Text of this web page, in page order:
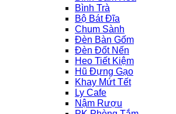
Bình Trà
Bộ Bát Đĩa
Chum Sành
Đèn Bàn Gốm
Đèn Đốt Nến
Heo Tiết Kiệm
Hũ Đựng Gạo
Khay Mứt Tết
Ly Cafe
Nậm Rượu